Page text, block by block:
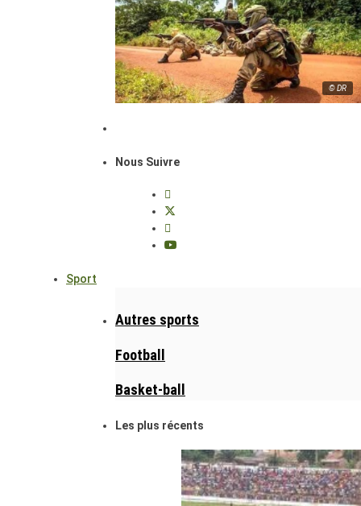
© DR
Nous Suivre
Sport
Autres sports
Football
Basket-ball
Les plus récents